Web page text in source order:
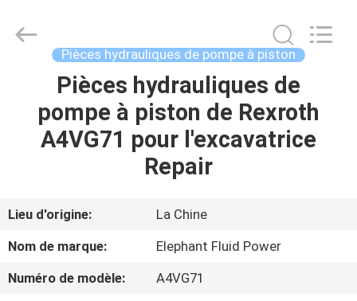
MAISON
PRODUITS
SUJET
DE
NOUS
Elephant
Fluid
Pièces hydrauliques de pompe à piston
Pièces hydrauliques de
pompe à piston de Rexroth
A4VG71 pour l'excavatrice
Repair
Lieu d'origine:
La Chine
Nom de marque:
Elephant Fluid Power
Numéro de modèle:
A4VG71